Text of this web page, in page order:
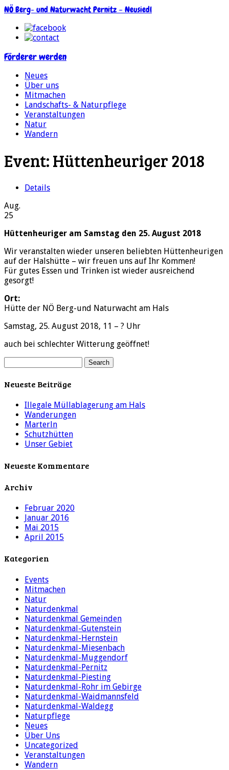
NÖ Berg- und Naturwacht Pernitz – Neusiedl
Förderer werden
Neues
Über uns
Mitmachen
Landschafts- & Naturpflege
Veranstaltungen
Natur
Wandern
Event:Hüttenheuriger 2018
Details
Aug.
25
Hüttenheuriger am Samstag den 25. August 2018
Wir veranstalten wieder unseren beliebten Hüttenheurigen
auf der Halshütte – wir freuen uns auf Ihr Kommen!
Für gutes Essen und Trinken ist wieder ausreichend
gesorgt!
Ort:
Hütte der NÖ Berg-und Naturwacht am Hals
Samstag, 25. August 2018, 11 – ? Uhr
auch bei schlechter Witterung geöffnet!
Neueste Beiträge
Illegale Müllablagerung am Hals
Wanderungen
Marterln
Schutzhütten
Unser Gebiet
Neueste Kommentare
Archiv
Februar 2020
Januar 2016
Mai 2015
April 2015
Kategorien
Events
Mitmachen
Natur
Naturdenkmal
Naturdenkmal Gemeinden
Naturdenkmal-Gutenstein
Naturdenkmal-Hernstein
Naturdenkmal-Miesenbach
Naturdenkmal-Muggendorf
Naturdenkmal-Pernitz
Naturdenkmal-Piesting
Naturdenkmal-Rohr im Gebirge
Naturdenkmal-Waidmannsfeld
Naturdenkmal-Waldegg
Naturpflege
Neues
Über Uns
Uncategorized
Veranstaltungen
Wandern